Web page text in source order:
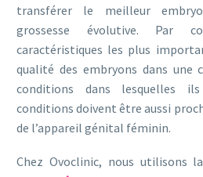
transférer le meilleur
grossesse évolutive. Par
caractéristiques les plus
qualité des embryons dans
conditions dans lesquelles
conditions doivent être aussi
de l’appareil génital féminin.
Chez Ovoclinic, nous utilisons la